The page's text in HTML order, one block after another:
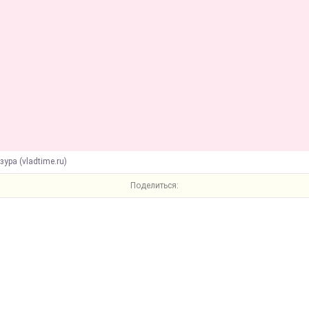
(vladtime.ru)
Поделиться: